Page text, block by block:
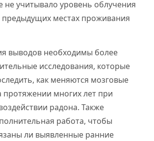
не учитывало уровень облучения
предыдущих местах проживания
выводов необходимы более
исследования, которые
как меняются мозговые
протяжении многих лет при
радона. Также
работа, чтобы
ли выявленные ранние